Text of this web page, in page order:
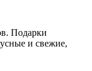
Подарки
и свежие,